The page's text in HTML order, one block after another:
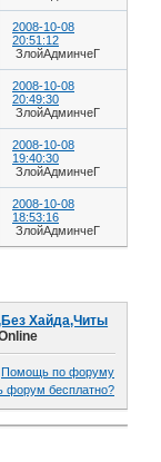
2008-10-08
20:51:12
ЗлойАдминчеГ
2008-10-08
20:49:30
ЗлойАдминчеГ
2008-10-08
19:40:30
ЗлойАдминчеГ
2008-10-08
18:53:16
ЗлойАдминчеГ
Хайда,Читы
Помощь по форуму